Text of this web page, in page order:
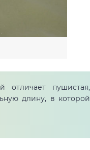
отличает пушистая,
длину, в которой